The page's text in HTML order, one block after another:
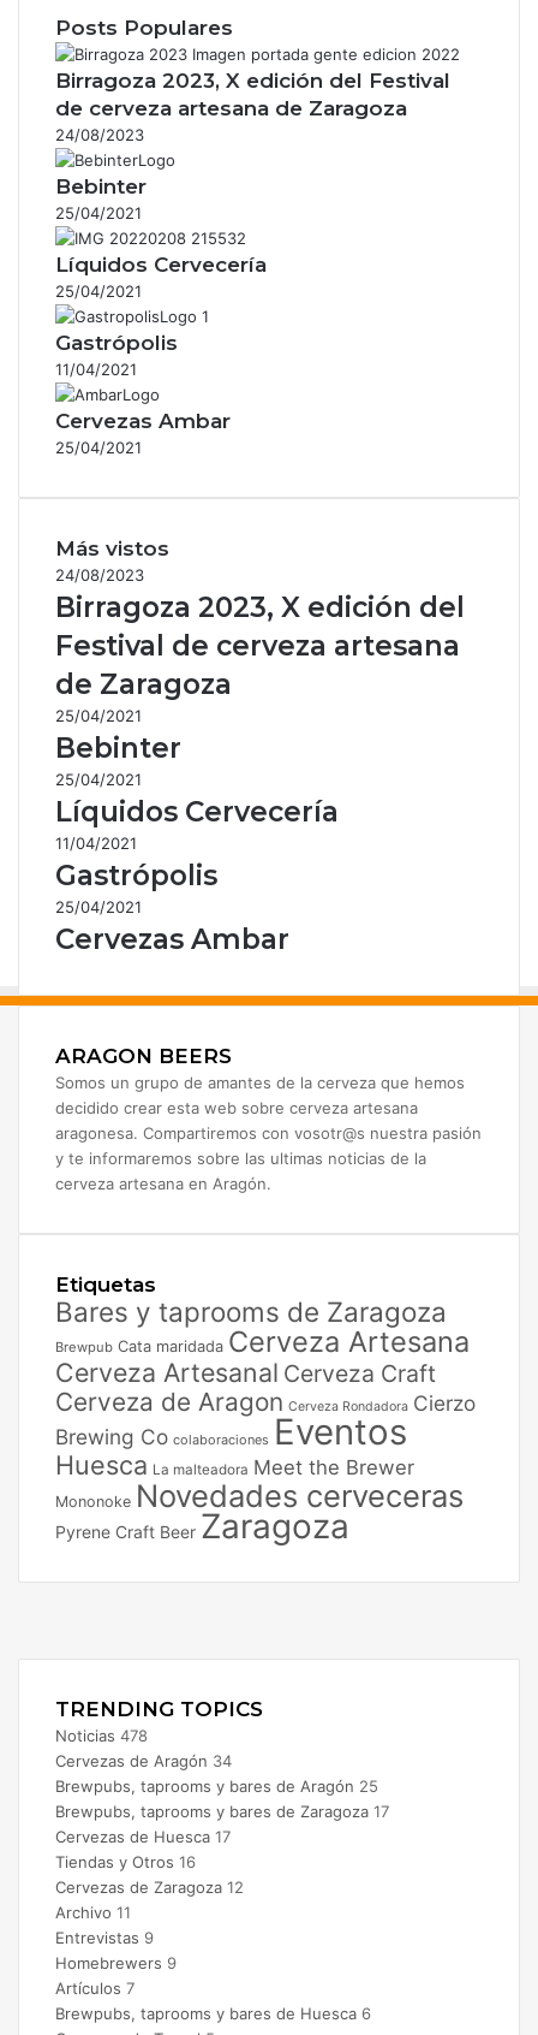
Posts Populares
Birragoza 2023, X edición del Festival
de cerveza artesana de Zaragoza
24/08/2023
Bebinter
25/04/2021
Líquidos Cervecería
25/04/2021
Gastrópolis
11/04/2021
Cervezas Ambar
25/04/2021
Más vistos
24/08/2023
Birragoza 2023, X edición del
Festival de cerveza artesana
de Zaragoza
25/04/2021
Bebinter
25/04/2021
Líquidos Cervecería
11/04/2021
Gastrópolis
25/04/2021
Cervezas Ambar
ARAGON BEERS
Somos un grupo de amantes de la cerveza que hemos
decidido crear esta web sobre cerveza artesana
aragonesa. Compartiremos con vosotr@s nuestra pasión
y te informaremos sobre las ultimas noticias de la
cerveza artesana en Aragón.
Etiquetas
Bares y taprooms de Zaragoza
Brewpub Cata maridada Cerveza Artesana
Cerveza Artesanal Cerveza Craft
Cerveza de Aragon Cerveza Rondadora Cierzo
Brewing Co colaboraciones Eventos
Huesca La malteadora Meet the Brewer
Mononoke Novedades cerveceras
Pyrene Craft Beer Zaragoza
TRENDING TOPICS
Noticias 478
Cervezas de Aragón 34
Brewpubs, taprooms y bares de Aragón 25
Brewpubs, taprooms y bares de Zaragoza 17
Cervezas de Huesca 17
Tiendas y Otros 16
Cervezas de Zaragoza 12
Archivo 11
Entrevistas 9
Homebrewers 9
Artículos 7
Brewpubs, taprooms y bares de Huesca 6